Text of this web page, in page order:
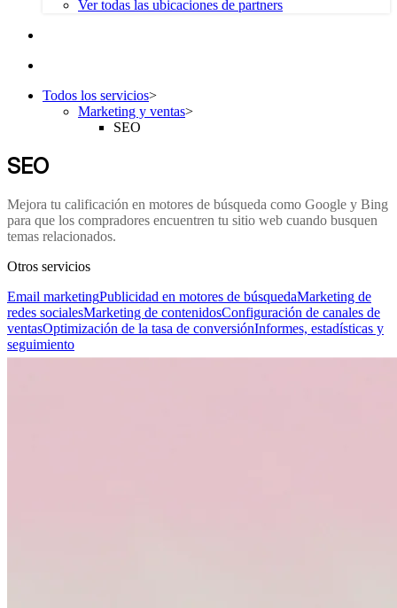
Ver todas las ubicaciones de partners
Todos los servicios>
Marketing y ventas>
SEO
SEO
Mejora tu calificación en motores de búsqueda como Google y Bing
para que los compradores encuentren tu sitio web cuando busquen
temas relacionados.
Otros servicios
Email marketingPublicidad en motores de búsquedaMarketing de
redes socialesMarketing de contenidosConfiguración de canales de
ventasOptimización de la tasa de conversiónInformes, estadísticas y
seguimiento